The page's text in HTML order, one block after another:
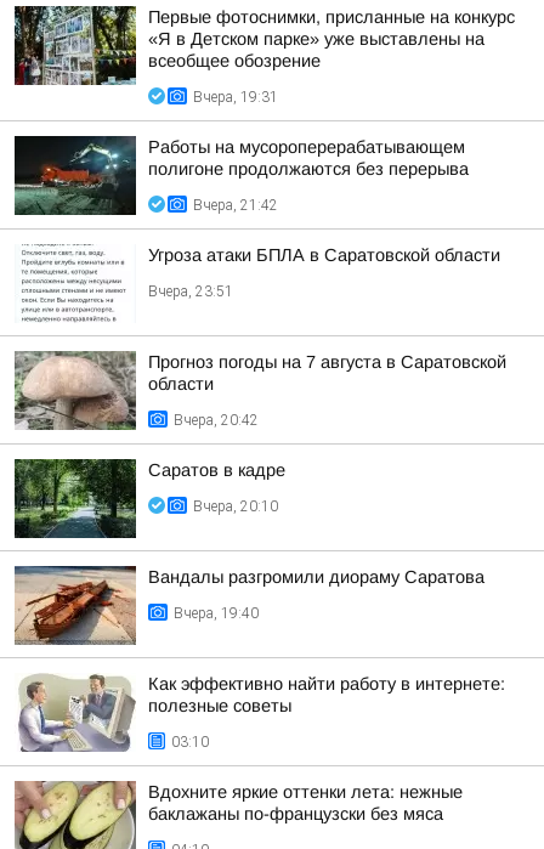
Первые фотоснимки, присланные на конкурс
«Я в Детском парке» уже выставлены на
всеобщее обозрение
Вчера, 19:31
Работы на мусороперерабатывающем
полигоне продолжаются без перерыва
Вчера, 21:42
Угроза атаки БПЛА в Саратовской области
Вчера, 23:51
Прогноз погоды на 7 августа в Саратовской
области
Вчера, 20:42
Саратов в кадре
Вчера, 20:10
Вандалы разгромили диораму Саратова
Вчера, 19:40
Как эффективно найти работу в интернете:
полезные советы
03:10
Вдохните яркие оттенки лета: нежные
баклажаны по-французски без мяса